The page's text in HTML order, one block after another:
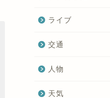
ライブ
交通
人物
天気